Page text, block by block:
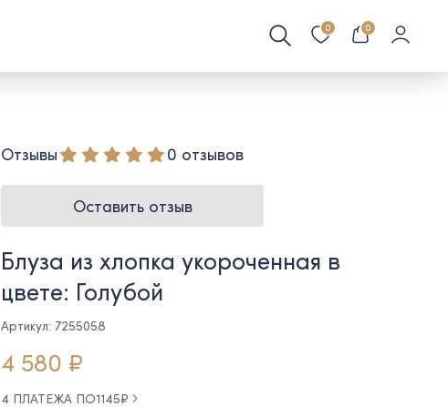
0 0
Отзывы 0 отзывов
Оставить отзыв
Блуза из хлопка укороченная в
цвете: Голубой
Артикул: 7255058
4 580 ₽
4 ПЛАТЕЖА ПО1145₽